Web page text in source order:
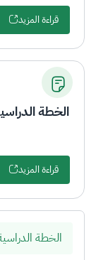
الخطة
قراءة المزيد
الخطة الدراسية
قراءة المزيد